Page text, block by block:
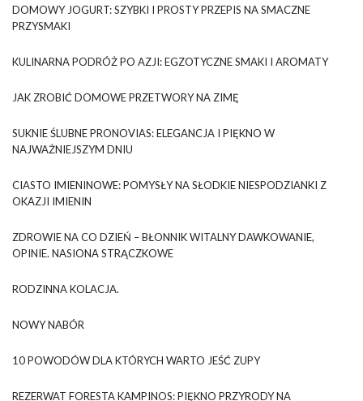
DOMOWY JOGURT: SZYBKI I PROSTY PRZEPIS NA SMACZNE
PRZYSMAKI
KULINARNA PODRÓŻ PO AZJI: EGZOTYCZNE SMAKI I AROMATY
JAK ZROBIĆ DOMOWE PRZETWORY NA ZIMĘ
SUKNIE ŚLUBNE PRONOVIAS: ELEGANCJA I PIĘKNO W
NAJWAŻNIEJSZYM DNIU
CIASTO IMIENINOWE: POMYSŁY NA SŁODKIE NIESPODZIANKI Z
OKAZJI IMIENIN
ZDROWIE NA CO DZIEŃ – BŁONNIK WITALNY DAWKOWANIE,
OPINIE. NASIONA STRĄCZKOWE
RODZINNA KOLACJA.
NOWY NABÓR
10 POWODÓW DLA KTÓRYCH WARTO JEŚĆ ZUPY
REZERWAT FORESTA KAMPINOS: PIĘKNO PRZYRODY NA